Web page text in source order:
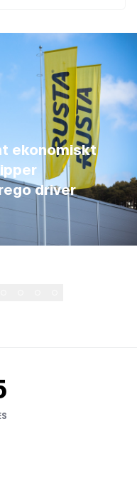
ekonomiskt
driver